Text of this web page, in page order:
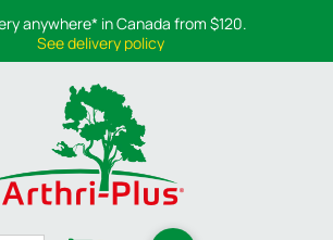
anywhere* in Canada from $120.
See delivery policy